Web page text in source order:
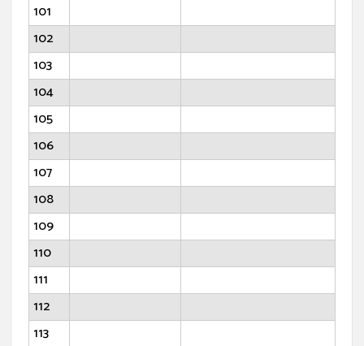
101
102
103
104
105
106
107
108
109
110
111
112
113